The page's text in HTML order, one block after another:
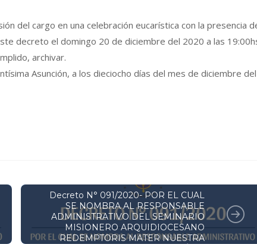
del cargo en una celebración eucarística con la presencia
decreto el domingo 20 de diciembre del 2020 a las
archivar.
Asunción, a los dieciocho días del mes de diciembre del
Decreto N° 091/2020- POR EL CUAL
SE NOMBRA AL RESPONSABLE
ADMINISTRATIVO DEL SEMINARIO
MISIONERO ARQUIDIOCESANO
REDEMPTORIS MATER NUESTRA